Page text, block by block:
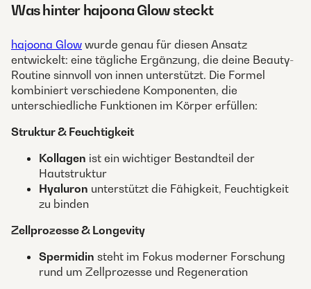
Was hinter hajoona Glow steckt
hajoona Glow wurde genau für diesen Ansatz
entwickelt: eine tägliche Ergänzung, die deine Beauty-
Routine sinnvoll von innen unterstützt. Die Formel
kombiniert verschiedene Komponenten, die
unterschiedliche Funktionen im Körper erfüllen:
Struktur & Feuchtigkeit
Kollagen ist ein wichtiger Bestandteil der
Hautstruktur
Hyaluron unterstützt die Fähigkeit, Feuchtigkeit
zu binden
Zellprozesse & Longevity
Spermidin steht im Fokus moderner Forschung
rund um Zellprozesse und Regeneration